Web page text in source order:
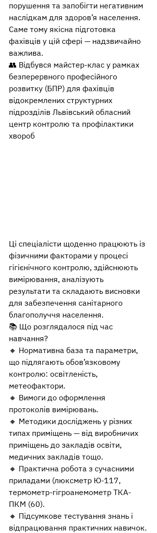
порушення та запобігти негативним
наслідкам для здоров’я населення.
Саме тому якісна підготовка
фахівців у цій сфері — надзвичайно
важлива.
👥 Відбувся майстер-клас у рамках
безперервного професійного
розвитку (БПР) для фахівців
відокремлених структурних
підрозділів Львівський обласний
центр контролю та профілактики
хвороб
Ці спеціалісти щоденно працюють із
фізичними факторами у процесі
гігієнічного контролю, здійснюють
вимірювання, аналізують
результати та складають висновки
для забезпечення санітарного
благополуччя населення.
📚 Що розглядалося під час
навчання?
🔸 Нормативна база та параметри,
що підлягають обов’язковому
контролю: освітленість,
метеофактори.
🔸 Вимоги до оформлення
протоколів вимірювань.
🔸 Методики досліджень у різних
типах приміщень — від виробничих
приміщень до закладів освіти,
медичних закладів тощо.
🔸 Практична робота з сучасними
приладами (люксметр Ю-117,
термометр-гігроанемометр ТКА-
ПКМ (60).
🔸 Підсумкове тестування знань і
відпрацювання практичних навичок.